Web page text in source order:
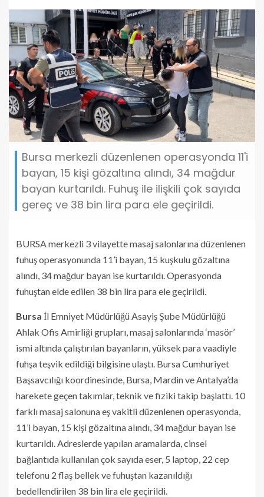
Bursa merkezli düzenlenen operasyonda 11'i
bayan, 15 kişi gözaltına alındı, 34 mağdur
bayan kurtarıldı. Fuhuş ile ilişkili çok sayıda
gereç ve 38 bin lira para ele geçirildi.
BURSA merkezli 3 vilayette masaj salonlarına düzenlenen
fuhuş operasyonunda 11’i bayan, 15 kuşkulu gözaltına
alındı, 34 mağdur bayan ise kurtarıldı. Operasyonda
fuhuştan elde edilen 38 bin lira para ele geçirildi.
Bursa İl Emniyet Müdürlüğü Asayiş Şube Müdürlüğü
Ahlak Ofis Amirliği grupları, masaj salonlarında ‘masör’
ismi altında çalıştırılan bayanların, yüksek para vaadiyle
fuhşa teşvik edildiği bilgisine ulaştı. Bursa Cumhuriyet
Başsavcılığı koordinesinde, Bursa, Mardin ve Antalya’da
harekete geçen takımlar, teknik ve fiziki takip başlattı. 10
farklı masaj salonuna eş vakitli düzenlenen operasyonda,
11’i bayan, 15 kişi gözaltına alındı, 34 mağdur bayan ise
kurtarıldı. Adreslerde yapılan aramalarda, cinsel
bağlantıda kullanılan çok sayıda eser, 5 laptop, 22 cep
telefonu 2 flaş bellek ve fuhuştan kazanıldığı
bedellendirilen 38 bin lira ele geçirildi.